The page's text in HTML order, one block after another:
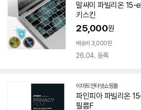
말싸미 파빌리온 15-
키스킨
25,000원
배송비 3,000원
26.04. 등록
이마트인터넷쇼핑몰
파인피아 파빌리온
필름F